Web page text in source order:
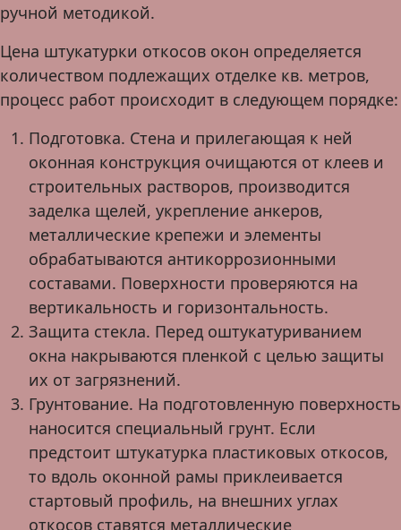
ручной методикой.
Цена штукатурки откосов окон определяется
количеством подлежащих отделке кв. метров,
процесс работ происходит в следующем порядке:
Подготовка. Стена и прилегающая к ней
оконная конструкция очищаются от клеев и
строительных растворов, производится
заделка щелей, укрепление анкеров,
металлические крепежи и элементы
обрабатываются антикоррозионными
составами. Поверхности проверяются на
вертикальность и горизонтальность.
Защита стекла. Перед оштукатуриванием
окна накрываются пленкой с целью защиты
их от загрязнений.
Грунтование. На подготовленную поверхность
наносится специальный грунт. Если
предстоит штукатурка пластиковых откосов,
то вдоль оконной рамы приклеивается
стартовый профиль, на внешних углах
откосов ставятся металлические